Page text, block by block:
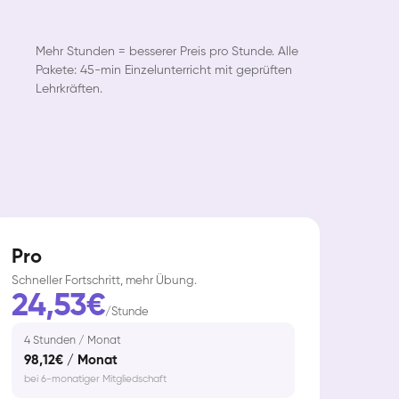
Mehr Stunden = besserer Preis pro Stunde. Alle
Pakete: 45-min Einzelunterricht mit geprüften
Lehrkräften.
Pro
Schneller Fortschritt, mehr Übung.
24,53€/Stunde
4 Stunden / Monat
98,12€ / Monat
bei 6-monatiger Mitgliedschaft